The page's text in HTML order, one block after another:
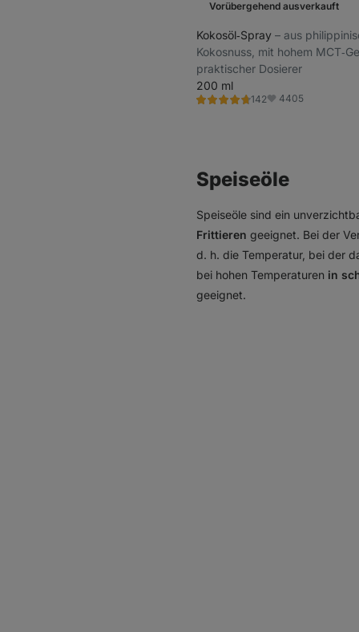
Vorübergehend ausverkauft
Kokosöl‑Spray ⁠–⁠ aus
Kokosnuss, mit hohem
praktischer Dosierer
200 ml
142
Bewertung
Favoriten
4405
Speiseöle
Speiseöle sind ein
Frittieren geeignet. Bei der
d. h. die Temperatur, bei der
bei hohen Temperaturen in
geeignet.